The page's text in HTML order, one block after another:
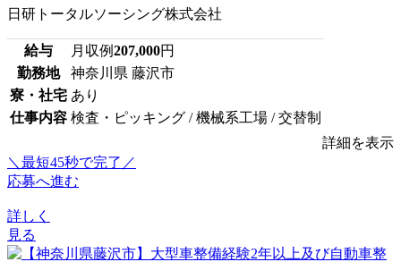
日研トータルソーシング株式会社
給与 月収例207,000円
勤務地
神奈川県 藤沢市
寮・社宅 あり
仕事内容 検査・ピッキング / 機械系工場 / 交替制
詳細を表示
＼最短45秒で完了／
応募へ進む
詳しく
見る